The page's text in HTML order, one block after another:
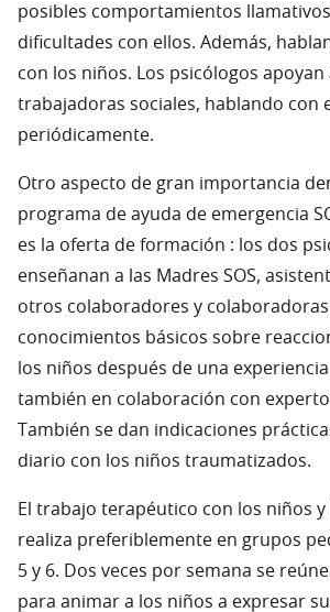
posibles comportamientos
dificultades con ellos. Además,
con los niños. Los psicólogos apoyan
trabajadoras sociales, hablando con
periódicamente.
Otro aspecto de gran importancia
programa de ayuda de emergencia
es la oferta de formación : los dos
enseñanan a las Madres SOS,
otros colaboradores y
conocimientos básicos sobre
los niños después de una
también en colaboración con
También se dan indicaciones
diario con los niños traumatizados.
El trabajo terapéutico con los niños y
realiza preferiblemente en grupos
5 y 6. Dos veces por semana se
para animar a los niños a expresar